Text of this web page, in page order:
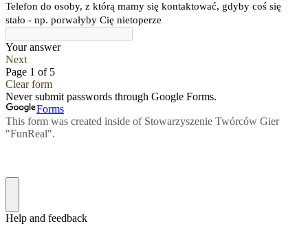
Telefon do osoby, z którą mamy się kontaktować, gdyby coś się
stało - np. porwałyby Cię nietoperze
Your answer
Next
Page 1 of 5
Clear form
Never submit passwords through Google Forms.
Forms
This form was created inside of Stowarzyszenie Twórców Gier
"FunReal".
Help and feedback